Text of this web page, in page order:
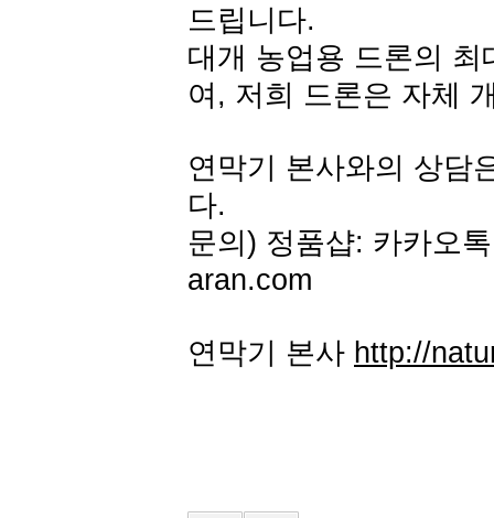
드립니다.
대개 농업용 드론의
여, 저희 드론은 자체
연막기 본사와의 상담
다.
문의) 정품샵: 카카오
aran.com
연막기 본사 http://